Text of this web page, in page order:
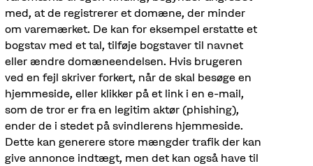
med, at de registrerer et domæne, der minder
om varemærket. De kan for eksempel erstatte et
bogstav med et tal, tilføje bogstaver til navnet
eller ændre domæneendelsen. Hvis brugeren
ved en fejl skriver forkert, når de skal besøge en
hjemmeside, eller klikker på et link i en e-mail,
som de tror er fra en legitim aktør (phishing),
ender de i stedet på svindlerens hjemmeside.
Dette kan generere store mængder trafik der kan
give annonce indtægt, men det kan også have til